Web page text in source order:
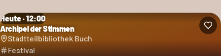
Heute · 12:00
Archipel der Stimmen
Stadtteilbibliothek Buch
Festival
Kategorie: Festival